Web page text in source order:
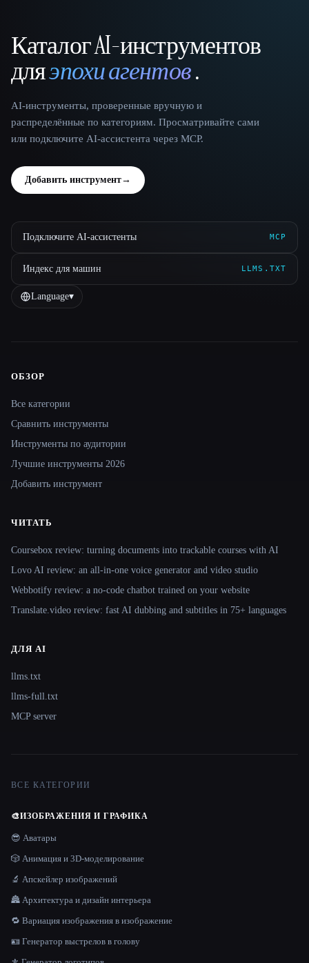
That AI Collection
Каталог AI-инструментов
дляэпохи агентов.
AI-инструменты, проверенные вручную и
распределённые по категориям. Просматривайте сами
или подключите AI-ассистента через MCP.
Добавить инструмент→
Подключите AI-ассистенты MCP
Индекс для машин LLMS.TXT
Language▾
Site navigation
ОБЗОР
Все категории
Сравнить инструменты
Инструменты по аудитории
Лучшие инструменты 2026
Добавить инструмент
ЧИТАТЬ
Coursebox review: turning documents into trackable courses with AI
Lovo AI review: an all-in-one voice generator and video studio
Webbotify review: a no-code chatbot trained on your website
Translate.video review: fast AI dubbing and subtitles in 75+ languages
ДЛЯ AI
llms.txt
llms-full.txt
MCP server
ВСЕ КАТЕГОРИИ
🎨ИЗОБРАЖЕНИЯ И ГРАФИКА
😎 Аватары
🎲 Анимация и 3D-моделирование
🔬 Апскейлер изображений
🏯 Архитектура и дизайн интерьера
🔁 Вариация изображения в изображение
🪪 Генератор выстрелов в голову